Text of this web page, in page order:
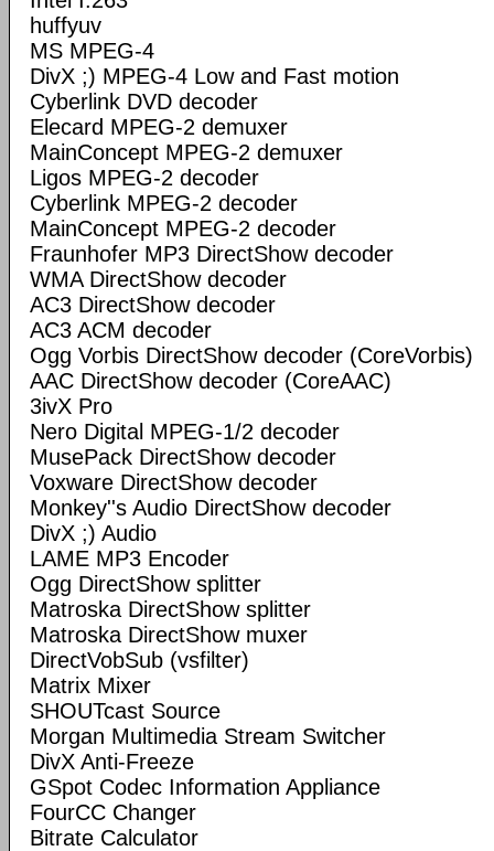
huffyuv
MS MPEG-4
DivX ;) MPEG-4 Low and Fast motion
Cyberlink DVD decoder
Elecard MPEG-2 demuxer
MainConcept MPEG-2 demuxer
Ligos MPEG-2 decoder
Cyberlink MPEG-2 decoder
MainConcept MPEG-2 decoder
Fraunhofer MP3 DirectShow decoder
WMA DirectShow decoder
AC3 DirectShow decoder
AC3 ACM decoder
Ogg Vorbis DirectShow decoder (CoreVorbis)
AAC DirectShow decoder (CoreAAC)
3ivX Pro
Nero Digital MPEG-1/2 decoder
MusePack DirectShow decoder
Voxware DirectShow decoder
Monkey''s Audio DirectShow decoder
DivX ;) Audio
LAME MP3 Encoder
Ogg DirectShow splitter
Matroska DirectShow splitter
Matroska DirectShow muxer
DirectVobSub (vsfilter)
Matrix Mixer
SHOUTcast Source
Morgan Multimedia Stream Switcher
DivX Anti-Freeze
GSpot Codec Information Appliance
FourCC Changer
Bitrate Calculator